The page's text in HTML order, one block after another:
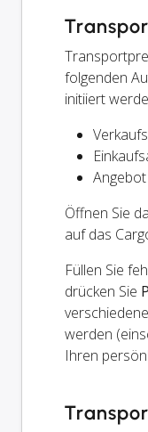
folgenden
initiiert
Angebot
Öffnen Sie
auf das
Füllen Sie
drücken Sie
werden
Ihren